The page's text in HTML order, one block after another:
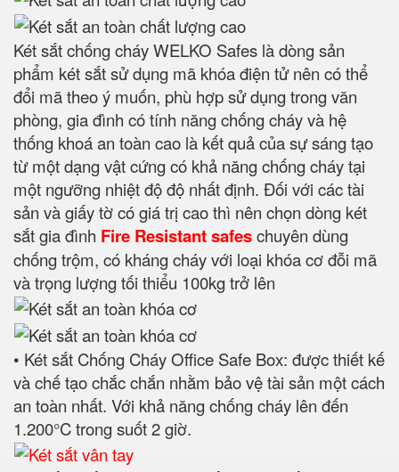
Két sắt chống cháy WELKO Safes là dòng sản
phẩm két sắt sử dụng mã khóa điện tử nên có thể
đổi mã theo ý muốn, phù hợp sử dụng trong văn
phòng, gia đình có tính năng chống cháy và hệ
thống khoá an toàn cao là kết quả của sự sáng tạo
từ một dạng vật cứng có khả năng chống cháy tại
một ngưỡng nhiệt độ độ nhất định. Đối với các tài
sản và giấy tờ có giá trị cao thì nên chọn dòng két
sắt gia đình Fire Resistant safeschuyên dùng
chống trộm, có kháng cháy với loại khóa cơ đỗi mã
và trọng lượng tối thiểu 100kg trở lên
• Két sắt Chống Cháy Office Safe Box: được thiết kế
và chế tạo chắc chắn nhằm bảo vệ tài sản một cách
an toàn nhất. Với khả năng chống cháy lên đến
1.200°C trong suốt 2 giờ.